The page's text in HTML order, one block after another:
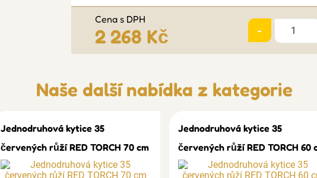
Cena s DPH
2 268 Kč -
Naše další nabídka z kategorie
Jednodruhová kytice 35
červených růží RED TORCH 70 cm
Jednodruhová kytice 35
červených růží RED TORCH 60